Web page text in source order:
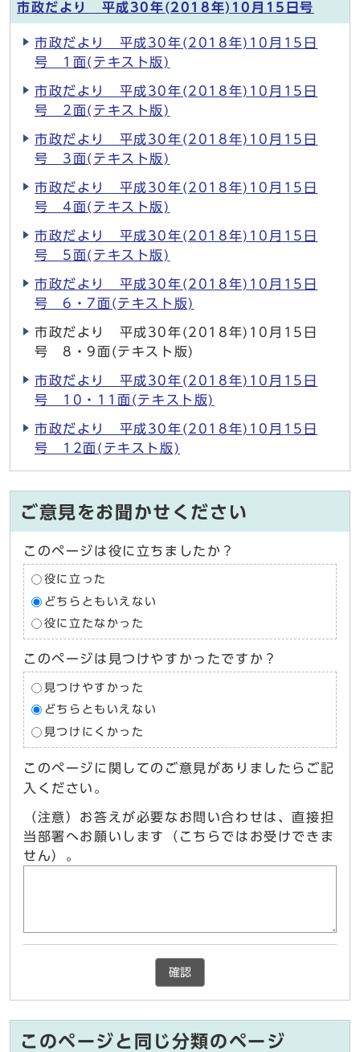
市政だより 平成30年(2018年)10月15日号
市政だより 平成30年(2018年)10月15日
号 1面(テキスト版)
市政だより 平成30年(2018年)10月15日
号 2面(テキスト版)
市政だより 平成30年(2018年)10月15日
号 3面(テキスト版)
市政だより 平成30年(2018年)10月15日
号 4面(テキスト版)
市政だより 平成30年(2018年)10月15日
号 5面(テキスト版)
市政だより 平成30年(2018年)10月15日
号 6・7面(テキスト版)
市政だより 平成30年(2018年)10月15日
号 8・9面(テキスト版)
市政だより 平成30年(2018年)10月15日
号 10・11面(テキスト版)
市政だより 平成30年(2018年)10月15日
号 12面(テキスト版)
ご意見をお聞かせください
このページは役に立ちましたか？
役に立った
どちらともいえない
役に立たなかった
このページは見つけやすかったですか？
見つけやすかった
どちらともいえない
見つけにくかった
このページに関してのご意見がありましたらご記
入ください。
（注意）お答えが必要なお問い合わせは、直接担
当部署へお願いします（こちらではお受けできま
せん）。
確認
このページと同じ分類のページ